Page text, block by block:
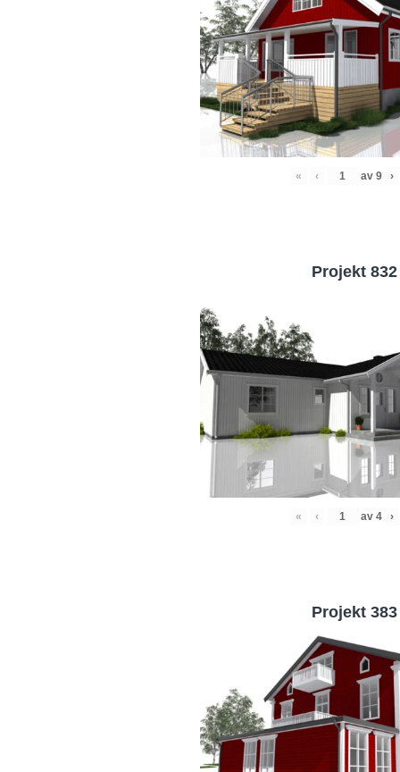
« ‹ av 9 ›
Projekt 832
« ‹ av 4 ›
Projekt 383